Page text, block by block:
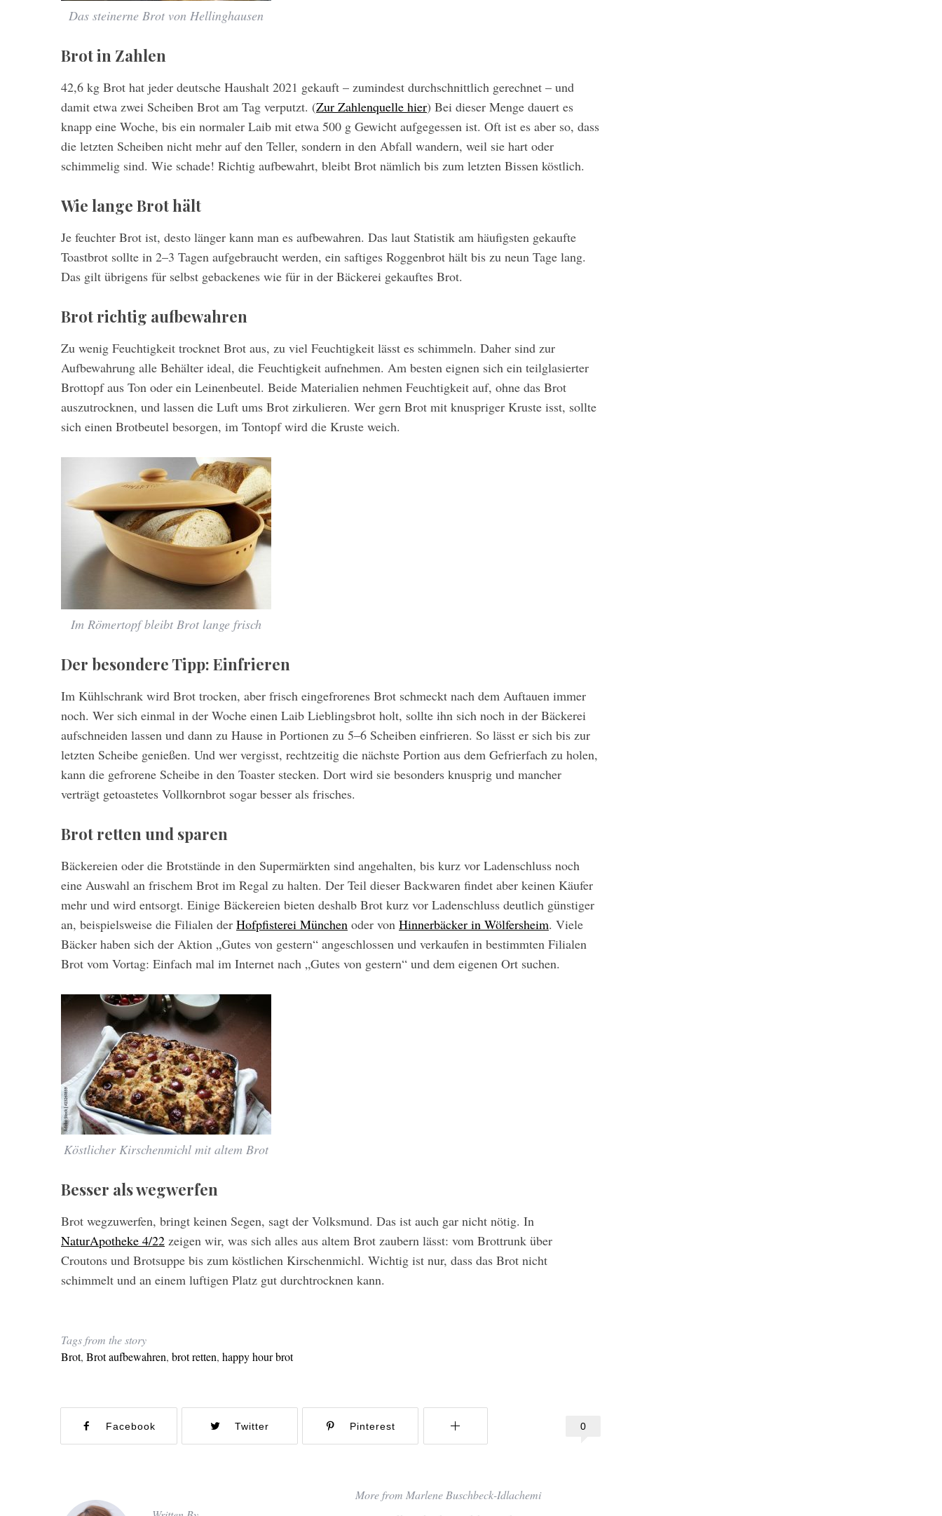
Das steinerne Brot von Hellinghausen
Brot in Zahlen
42,6 kg Brot hat jeder deutsche Haushalt 2021 gekauft – zumindest durchschnittlich gerechnet – und
damit etwa zwei Scheiben Brot am Tag verputzt. (Zur Zahlenquelle hier) Bei dieser Menge dauert es
knapp eine Woche, bis ein normaler Laib mit etwa 500 g Gewicht aufgegessen ist. Oft ist es aber so, dass
die letzten Scheiben nicht mehr auf den Teller, sondern in den Abfall wandern, weil sie hart oder
schimmelig sind. Wie schade! Richtig aufbewahrt, bleibt Brot nämlich bis zum letzten Bissen köstlich.
Wie lange Brot hält
Je feuchter Brot ist, desto länger kann man es aufbewahren. Das laut Statistik am häufigsten gekaufte
Toastbrot sollte in 2–3 Tagen aufgebraucht werden, ein saftiges Roggenbrot hält bis zu neun Tage lang.
Das gilt übrigens für selbst gebackenes wie für in der Bäckerei gekauftes Brot.
Brot richtig aufbewahren
Zu wenig Feuchtigkeit trocknet Brot aus, zu viel Feuchtigkeit lässt es schimmeln. Daher sind zur
Aufbewahrung alle Behälter ideal, die Feuchtigkeit aufnehmen. Am besten eignen sich ein teilglasierter
Brottopf aus Ton oder ein Leinenbeutel. Beide Materialien nehmen Feuchtigkeit auf, ohne das Brot
auszutrocknen, und lassen die Luft ums Brot zirkulieren. Wer gern Brot mit knuspriger Kruste isst, sollte
sich einen Brotbeutel besorgen, im Tontopf wird die Kruste weich.
Im Römertopf bleibt Brot lange frisch
Der besondere Tipp: Einfrieren
Im Kühlschrank wird Brot trocken, aber frisch eingefrorenes Brot schmeckt nach dem Auftauen immer
noch. Wer sich einmal in der Woche einen Laib Lieblingsbrot holt, sollte ihn sich noch in der Bäckerei
aufschneiden lassen und dann zu Hause in Portionen zu 5–6 Scheiben einfrieren. So lässt er sich bis zur
letzten Scheibe genießen. Und wer vergisst, rechtzeitig die nächste Portion aus dem Gefrierfach zu holen,
kann die gefrorene Scheibe in den Toaster stecken. Dort wird sie besonders knusprig und mancher
verträgt getoastetes Vollkornbrot sogar besser als frisches.
Brot retten und sparen
Bäckereien oder die Brotstände in den Supermärkten sind angehalten, bis kurz vor Ladenschluss noch
eine Auswahl an frischem Brot im Regal zu halten. Der Teil dieser Backwaren findet aber keinen Käufer
mehr und wird entsorgt. Einige Bäckereien bieten deshalb Brot kurz vor Ladenschluss deutlich günstiger
an, beispielsweise die Filialen der Hofpfisterei München oder von Hinnerbäcker in Wölfersheim. Viele
Bäcker haben sich der Aktion „Gutes von gestern“ angeschlossen und verkaufen in bestimmten Filialen
Brot vom Vortag: Einfach mal im Internet nach „Gutes von gestern“ und dem eigenen Ort suchen.
Köstlicher Kirschenmichl mit altem Brot
Besser als wegwerfen
Brot wegzuwerfen, bringt keinen Segen, sagt der Volksmund. Das ist auch gar nicht nötig. In
NaturApotheke 4/22 zeigen wir, was sich alles aus altem Brot zaubern lässt: vom Brottrunk über
Croutons und Brotsuppe bis zum köstlichen Kirschenmichl. Wichtig ist nur, dass das Brot nicht
schimmelt und an einem luftigen Platz gut durchtrocknen kann.
Tags from the story
Brot, Brot aufbewahren, brot retten, happy hour brot
0
Facebook Twitter Pinterest
More from Marlene Buschbeck-Idlachemi